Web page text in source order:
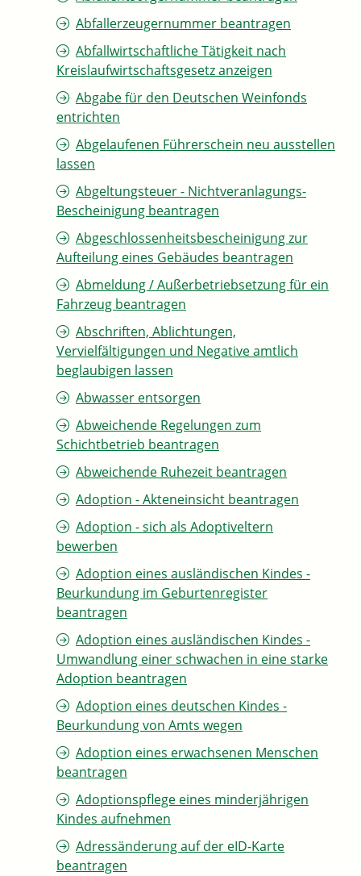
Abfallerzeugernummer beantragen
Abfallwirtschaftliche Tätigkeit nach
Kreislaufwirtschaftsgesetz anzeigen
Abgabe für den Deutschen Weinfonds
entrichten
Abgelaufenen Führerschein neu ausstellen
lassen
Abgeltungsteuer - Nichtveranlagungs-
Bescheinigung beantragen
Abgeschlossenheitsbescheinigung zur
Aufteilung eines Gebäudes beantragen
Abmeldung / Außerbetriebsetzung für ein
Fahrzeug beantragen
Abschriften, Ablichtungen,
Vervielfältigungen und Negative amtlich
beglaubigen lassen
Abwasser entsorgen
Abweichende Regelungen zum
Schichtbetrieb beantragen
Abweichende Ruhezeit beantragen
Adoption - Akteneinsicht beantragen
Adoption - sich als Adoptiveltern
bewerben
Adoption eines ausländischen Kindes -
Beurkundung im Geburtenregister
beantragen
Adoption eines ausländischen Kindes -
Umwandlung einer schwachen in eine starke
Adoption beantragen
Adoption eines deutschen Kindes -
Beurkundung von Amts wegen
Adoption eines erwachsenen Menschen
beantragen
Adoptionspflege eines minderjährigen
Kindes aufnehmen
Adressänderung auf der eID-Karte
beantragen